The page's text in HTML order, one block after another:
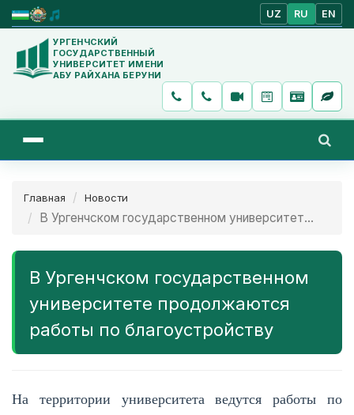
UZ RU EN
УРГЕНЧСКИЙ
ГОСУДАРСТВЕННЫЙ
УНИВЕРСИТЕТ ИМЕНИ
АБУ РАЙХАНА БЕРУНИ
Главная Новости
В Ургенчском государственном университет...
В Ургенчском государственном
университете продолжаются
работы по благоустройству
На территории университета ведутся работы по